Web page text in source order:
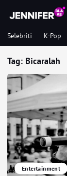
Selebriti K-Pop
Tag: Bicaralah
Entertainment